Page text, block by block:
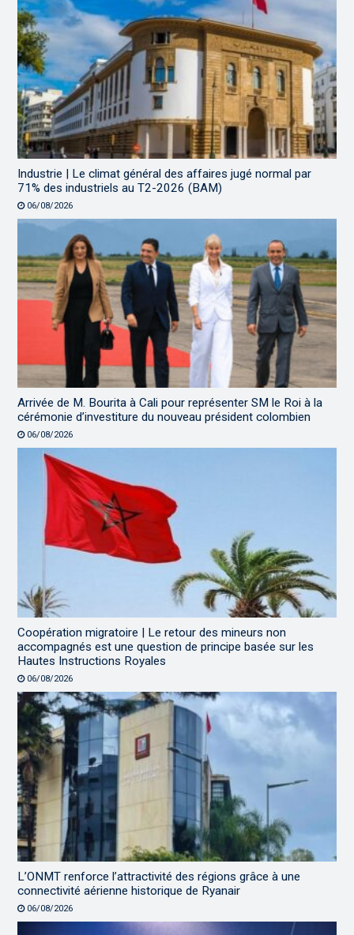
Industrie | Le climat général des affaires jugé normal par
71% des industriels au T2-2026 (BAM)
06/08/2026
Arrivée de M. Bourita à Cali pour représenter SM le Roi à la
cérémonie d’investiture du nouveau président colombien
06/08/2026
Coopération migratoire | Le retour des mineurs non
accompagnés est une question de principe basée sur les
Hautes Instructions Royales
06/08/2026
L’ONMT renforce l’attractivité des régions grâce à une
connectivité aérienne historique de Ryanair
06/08/2026